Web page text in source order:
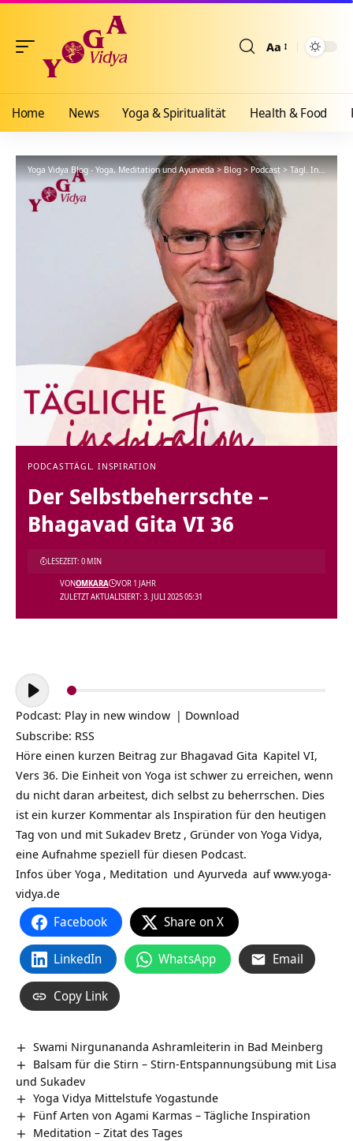
Aa
Home News Yoga & Spiritualität Health & Food
Yoga Vidya Blog - Yoga, Meditation und Ayurveda>Blog>Podcast>Tägl. Inspiration
PODCASTTÄGL. INSPIRATION
Der Selbstbeherrschte –
Bhagavad Gita VI 36
ZULETZT AKTUALISIERT: 3. JULI 2025 05:31
VONOMKARA VOR 1 JAHR
LESEZEIT: 0 MIN
Audio-
Player
Podcast: Play in new window | Download
Subscribe: RSS
Höre einen kurzen Beitrag zur Bhagavad Gita Kapitel VI,
Vers 36. Die Einheit von Yoga ist schwer zu erreichen, wenn
du nicht daran arbeitest, dich selbst zu beherrschen. Dies
ist ein kurzer Kommentar als Inspiration für den heutigen
Tag von und mit Sukadev Bretz , Gründer von Yoga Vidya,
eine Aufnahme speziell für diesen Podcast.
Infos über Yoga , Meditation und Ayurveda aufwww.yoga-
vidya.de
Facebook Share on X
LinkedIn WhatsApp Email
Copy Link
Swami Nirgunananda Ashramleiterin in Bad Meinberg
Balsam für die Stirn – Stirn-Entspannungsübung mit Lisa
und Sukadev
Yoga Vidya Mittelstufe Yogastunde
Fünf Arten von Agami Karmas – Tägliche Inspiration
Meditation – Zitat des Tages